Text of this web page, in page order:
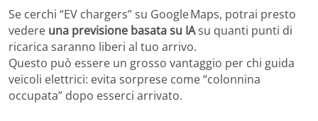
Se cerchi “EV chargers” su Google Maps, potrai presto
vedere una previsione basata su IAsu quanti punti di
ricarica saranno liberi al tuo arrivo.
Questo può essere un grosso vantaggio per chi guida
veicoli elettrici: evita sorprese come “colonnina
occupata” dopo esserci arrivato.